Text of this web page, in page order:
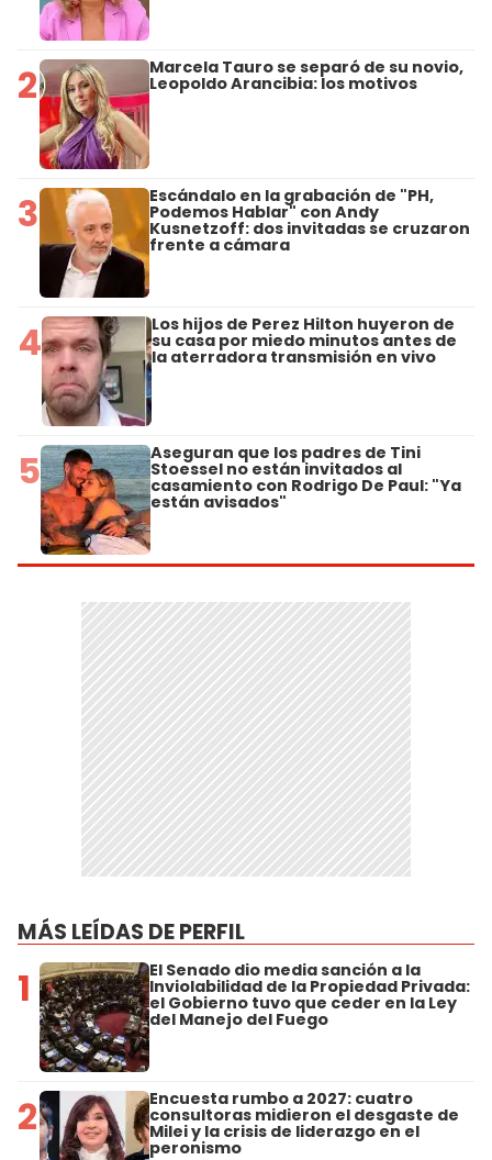
2 Marcela Tauro se separó de su novio,
Leopoldo Arancibia: los motivos
3 Escándalo en la grabación de "PH,
Podemos Hablar" con Andy
Kusnetzoff: dos invitadas se cruzaron
frente a cámara
4 Los hijos de Perez Hilton huyeron de
su casa por miedo minutos antes de
la aterradora transmisión en vivo
5 Aseguran que los padres de Tini
Stoessel no están invitados al
casamiento con Rodrigo De Paul: "Ya
están avisados"
MÁS LEÍDAS DE PERFIL
1 El Senado dio media sanción a la
Inviolabilidad de la Propiedad Privada:
el Gobierno tuvo que ceder en la Ley
del Manejo del Fuego
2 Encuesta rumbo a 2027: cuatro
consultoras midieron el desgaste de
Milei y la crisis de liderazgo en el
peronismo